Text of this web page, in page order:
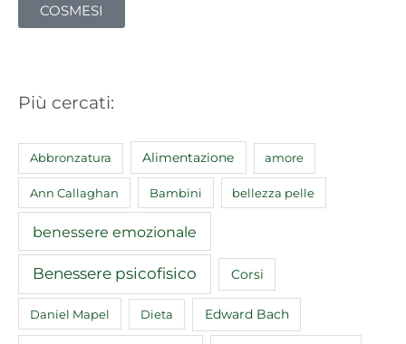
COSMESI
Più cercati:
Abbronzatura Alimentazione amore
Ann Callaghan Bambini bellezza pelle
benessere emozionale
Benessere psicofisico Corsi
Daniel Mapel Dieta Edward Bach